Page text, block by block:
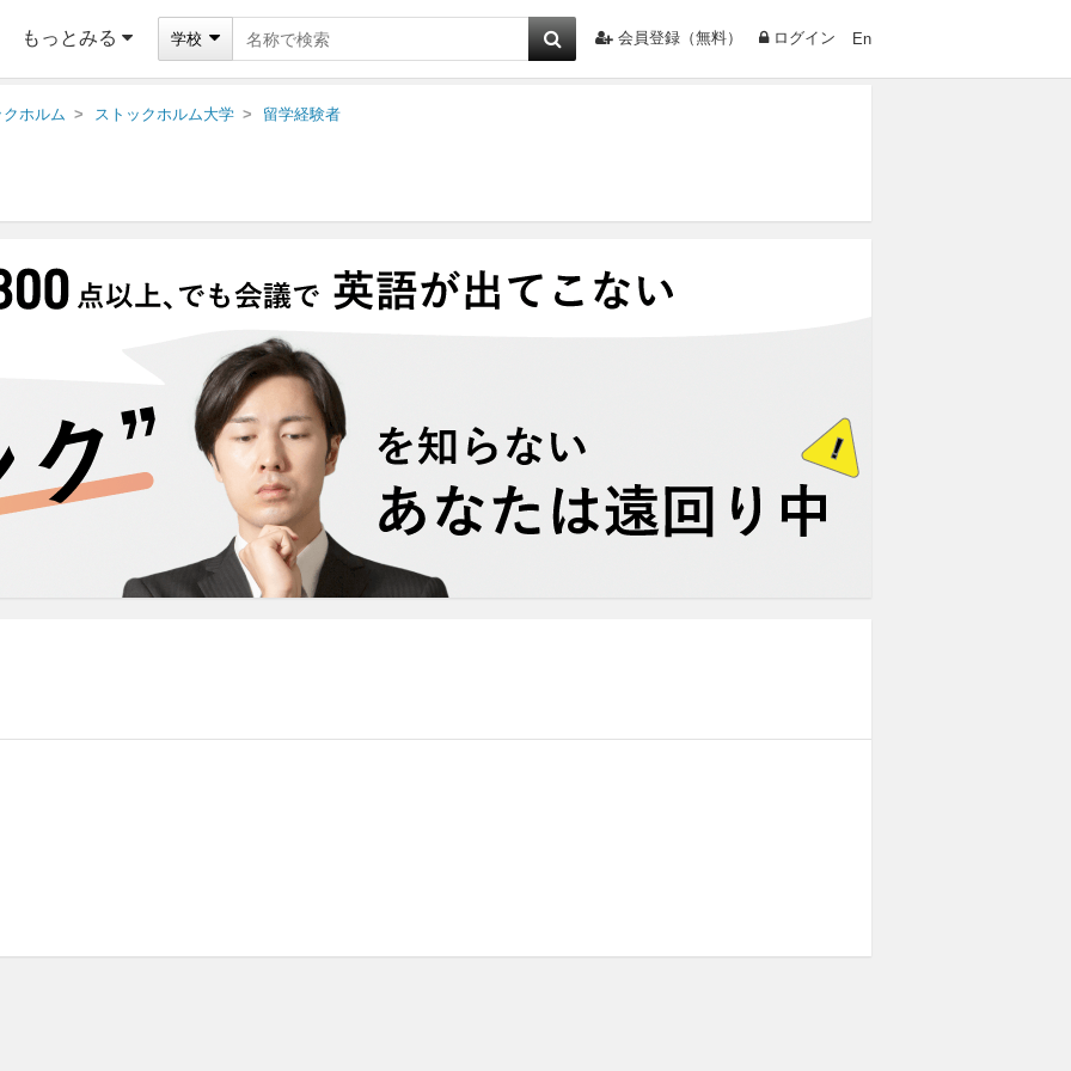
もっとみる 学校 会員登録（無料） ログイン En
ホルム ストックホルム大学 留学経験者